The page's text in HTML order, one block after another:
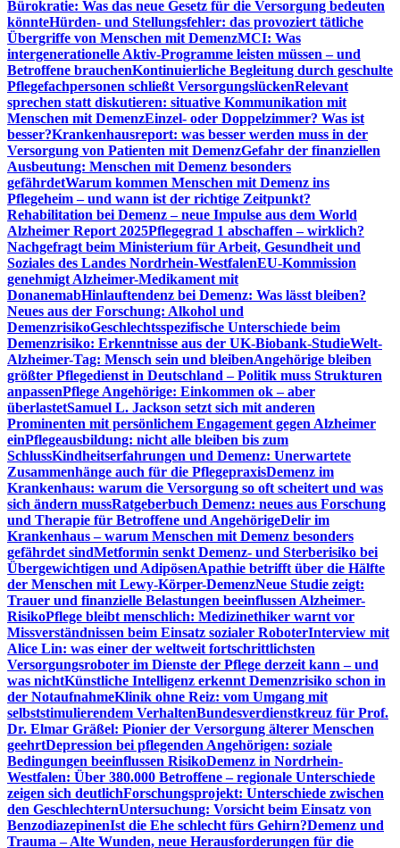
Bürokratie: Was das neue Gesetz für die Versorgung bedeuten
könnteHürden- und Stellungsfehler: das provoziert tätliche
Übergriffe von Menschen mit DemenzMCI: Was
intergenerationelle Aktiv-Programme leisten müssen – und
Betroffene brauchenKontinuierliche Begleitung durch geschulte
Pflegefachpersonen schließt VersorgungslückenRelevant
sprechen statt diskutieren: situative Kommunikation mit
Menschen mit DemenzEinzel- oder Doppelzimmer? Was ist
besser?Krankenhausreport: was besser werden muss in der
Versorgung von Patienten mit DemenzGefahr der finanziellen
Ausbeutung: Menschen mit Demenz besonders
gefährdetWarum kommen Menschen mit Demenz ins
Pflegeheim – und wann ist der richtige Zeitpunkt?
Rehabilitation bei Demenz – neue Impulse aus dem World
Alzheimer Report 2025Pflegegrad 1 abschaffen – wirklich?
Nachgefragt beim Ministerium für Arbeit, Gesundheit und
Soziales des Landes Nordrhein-WestfalenEU-Kommission
genehmigt Alzheimer-Medikament mit
DonanemabHinlauftendenz bei Demenz: Was lässt bleiben?
Neues aus der Forschung: Alkohol und
DemenzrisikoGeschlechtsspezifische Unterschiede beim
Demenzrisiko: Erkenntnisse aus der UK-Biobank-StudieWelt-
Alzheimer-Tag: Mensch sein und bleibenAngehörige bleiben
größter Pflegedienst in Deutschland – Politik muss Strukturen
anpassenPflege Angehörige: Einkommen ok – aber
überlastetSamuel L. Jackson setzt sich mit anderen
Prominenten mit persönlichem Engagement gegen Alzheimer
einPflegeausbildung: nicht alle bleiben bis zum
SchlussKindheitserfahrungen und Demenz: Unerwartete
Zusammenhänge auch für die PflegepraxisDemenz im
Krankenhaus: warum die Versorgung so oft scheitert und was
sich ändern mussRatgeberbuch Demenz: neues aus Forschung
und Therapie für Betroffene und AngehörigeDelir im
Krankenhaus – warum Menschen mit Demenz besonders
gefährdet sindMetformin senkt Demenz- und Sterberisiko bei
Übergewichtigen und AdipösenApathie betrifft über die Hälfte
der Menschen mit Lewy-Körper-DemenzNeue Studie zeigt:
Trauer und finanzielle Belastungen beeinflussen Alzheimer-
RisikoPflege bleibt menschlich: Medizinethiker warnt vor
Missverständnissen beim Einsatz sozialer RoboterInterview mit
Alice Lin: was einer der weltweit fortschrittlichsten
Versorgungsroboter im Dienste der Pflege derzeit kann – und
was nichtKünstliche Intelligenz erkennt Demenzrisiko schon in
der NotaufnahmeKlinik ohne Reiz: vom Umgang mit
selbststimulierendem VerhaltenBundesverdienstkreuz für Prof.
Dr. Elmar Gräßel: Pionier der Versorgung älterer Menschen
geehrtDepression bei pflegenden Angehörigen: soziale
Bedingungen beeinflussen RisikoDemenz in Nordrhein-
Westfalen: Über 380.000 Betroffene – regionale Unterschiede
zeigen sich deutlichForschungsprojekt: Unterschiede zwischen
den GeschlechternUntersuchung: Vorsicht beim Einsatz von
BenzodiazepinenIst die Ehe schlecht fürs Gehirn?Demenz und
Trauma – Alte Wunden, neue Herausforderungen für die